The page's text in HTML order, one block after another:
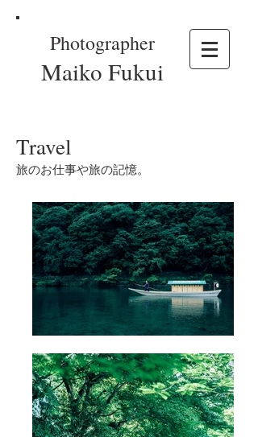
Photographer
Maiko Fukui
Travel
旅のお仕事や旅の記憶。